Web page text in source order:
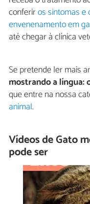
conferiros sintomas e
envenenamento em
até chegar à clínica
Se pretende ler mais
mostrando a língua:
que entre na nossa
animal.
Vídeos de Gato
pode ser